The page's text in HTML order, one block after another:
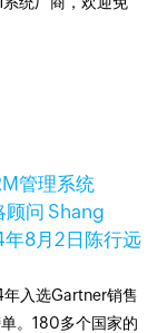
管理系统
顾问 Shang
8月2日 陈行远
年入选Gartner销售
。180多个国家的